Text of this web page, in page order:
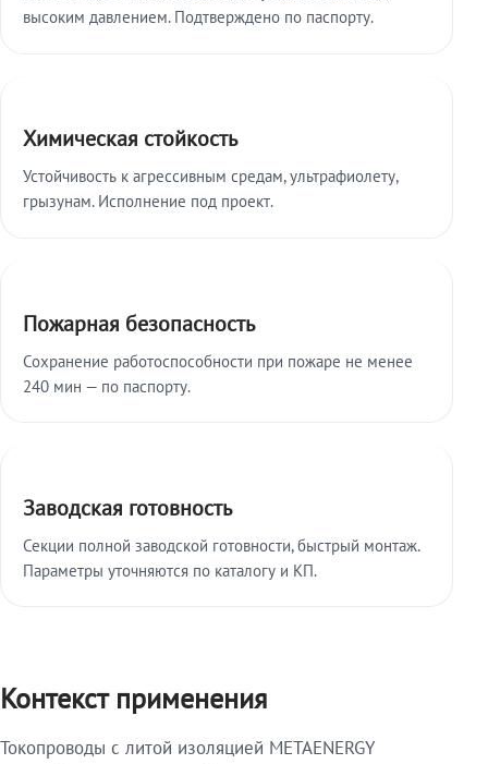
высоким давлением. Подтверждено по паспорту.
Химическая стойкость
Устойчивость к агрессивным средам, ультрафиолету,
грызунам. Исполнение под проект.
Пожарная безопасность
Сохранение работоспособности при пожаре не менее
240 мин — по паспорту.
Заводская готовность
Секции полной заводской готовности, быстрый монтаж.
Параметры уточняются по каталогу и КП.
Контекст применения
Токопроводы с литой изоляцией METAENERGY